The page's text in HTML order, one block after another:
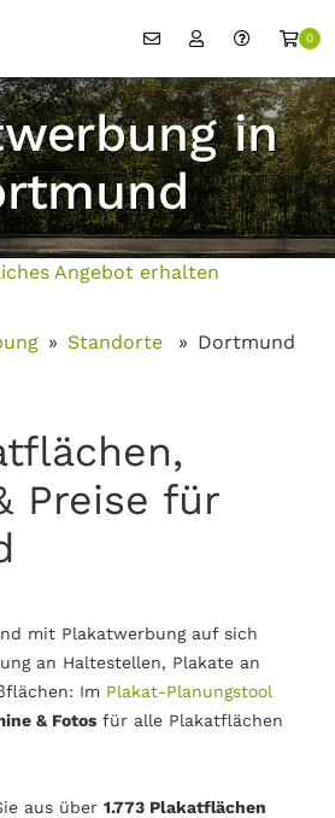
0
in
Angebot erhalten
Standorte Dortmund
Preise für
mit Plakatwerbung auf sich
an Haltestellen, Plakate an
Im Plakat-Planungstool
& Fotos für alle Plakatflächen
aus über 1.773 Plakatflächen